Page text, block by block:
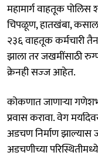
महामार्ग वाहतूक
चिपळूण, हातखंबा,
२३६ वाहतूक कर्मचारी
झाला तर जखमींसाठी
क्रेनही सज्‍ज आहेत.
कोकणात जाणाऱ्या
प्रवास करावा. वेग
अडचण निर्माण
अडचणीच्या